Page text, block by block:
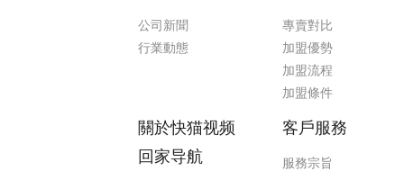
公司新聞
行業動態
專賣對比
加盟優勢
加盟流程
加盟條件
關於快猫视频
回家导航
客戶服務
服務宗旨